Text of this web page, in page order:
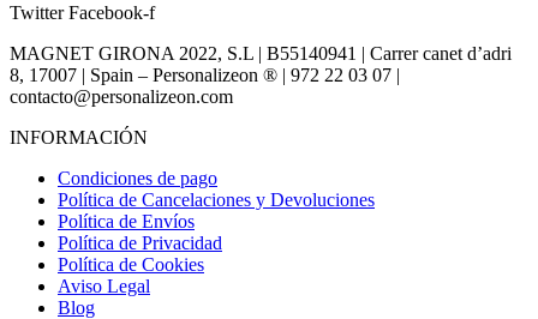
Twitter Facebook-f
MAGNET GIRONA 2022, S.L | B55140941 | Carrer canet d’adri
8, 17007 | Spain – Personalizeon ® | 972 22 03 07 |
contacto@personalizeon.com
INFORMACIÓN
Condiciones de pago
Política de Cancelaciones y Devoluciones
Política de Envíos
Política de Privacidad
Política de Cookies
Aviso Legal
Blog